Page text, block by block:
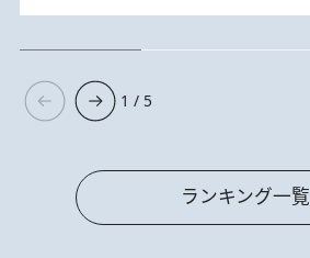
1 / 5
ランキング一覧